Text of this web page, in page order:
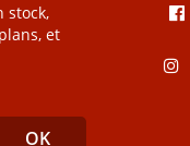
stock,
et